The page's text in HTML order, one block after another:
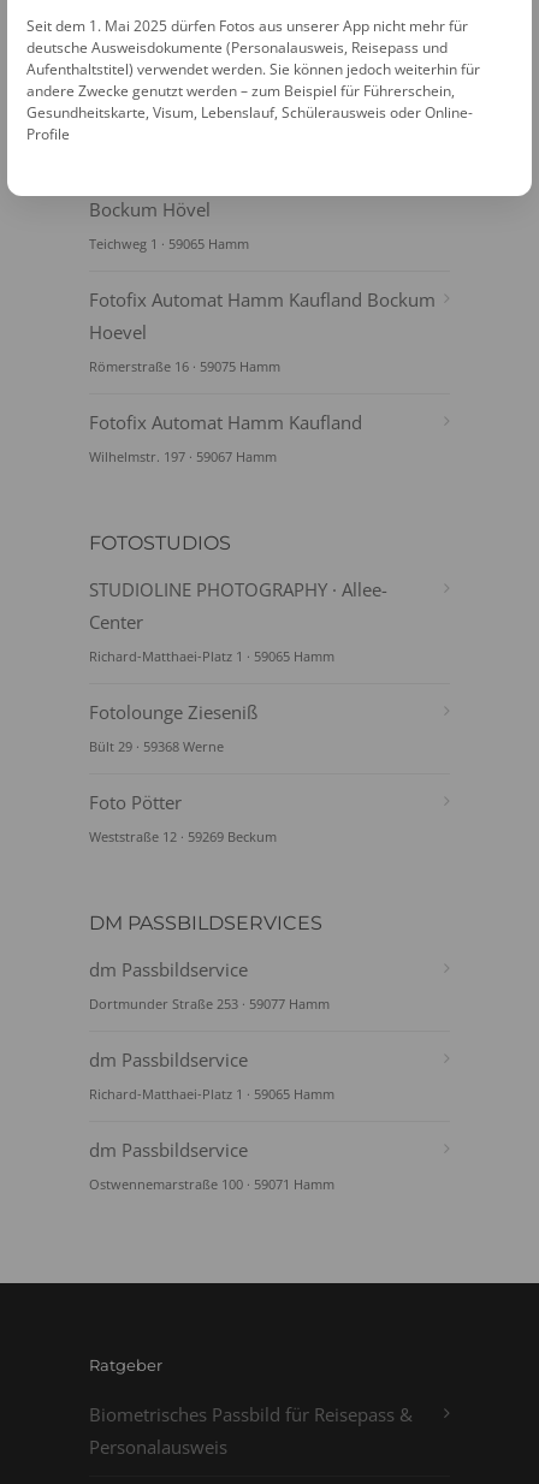
Bockum Hövel
Teichweg 1 · 59065 Hamm
Fotofix Automat Hamm Kaufland Bockum
Hoevel
Römerstraße 16 · 59075 Hamm
Fotofix Automat Hamm Kaufland
Wilhelmstr. 197 · 59067 Hamm
FOTOSTUDIOS
STUDIOLINE PHOTOGRAPHY · Allee-
Center
Richard-Matthaei-Platz 1 · 59065 Hamm
Fotolounge Zieseniß
Bült 29 · 59368 Werne
Foto Pötter
Weststraße 12 · 59269 Beckum
DM PASSBILDSERVICES
dm Passbildservice
Dortmunder Straße 253 · 59077 Hamm
dm Passbildservice
Richard-Matthaei-Platz 1 · 59065 Hamm
dm Passbildservice
Ostwennemarstraße 100 · 59071 Hamm
Ratgeber
Biometrisches Passbild für Reisepass &
Personalausweis
Seit dem 1. Mai 2025 dürfen Fotos aus unserer App nicht mehr für
deutsche Ausweisdokumente (Personalausweis, Reisepass und
Aufenthaltstitel) verwendet werden. Sie können jedoch weiterhin für
andere Zwecke genutzt werden – zum Beispiel für Führerschein,
Gesundheitskarte, Visum, Lebenslauf, Schülerausweis oder Online-
Profile